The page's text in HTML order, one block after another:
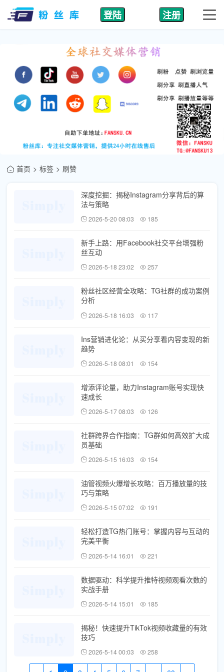
登陆 注册
首页 标签 刷赞
深度挖掘：揭秘Instagram分享背后的算
法与策略
2026-5-20 08:03 185
新手上路：用Facebook社交平台增强粉
丝互动
2026-5-18 23:02 257
粉丝社区经营全攻略：TG社群的成功案例
分析
2026-5-18 16:03 117
Ins营销进化论：从买分享看内容变现的新
趋势
2026-5-18 08:01 154
增添评论量，助力Instagram账号实现快
速成长
2026-5-17 08:03 126
社群跨界合作指南：TG群如何高效扩大成
员基础
2026-5-15 16:03 154
油管视频火爆增长攻略：百万播放量的技
巧与策略
2026-5-15 07:02 191
轻松打造TG热门账号：掌握内容与互动的
完美平衡
2026-5-14 16:01 221
数据驱动：科学提升推特视频观看次数的
实战手册
2026-5-14 15:01 185
揭秘！快速提升TikTok视频收藏量的有效
技巧
2026-5-14 00:03 258